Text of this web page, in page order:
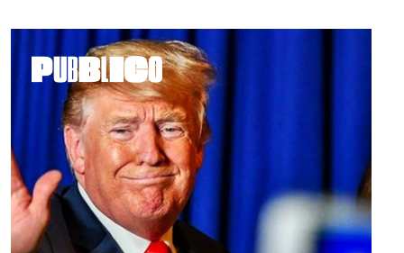
Master e Executive Program